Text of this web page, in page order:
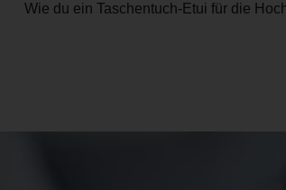
Wie du ein Taschentuch-Etui für die